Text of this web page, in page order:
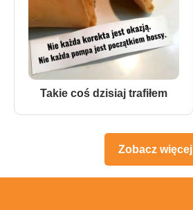
Takie coś dzisiaj trafiłem
Zobacz więcej